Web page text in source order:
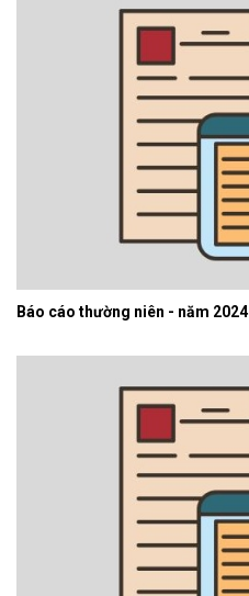
Báo cáo thường niên - năm 2024